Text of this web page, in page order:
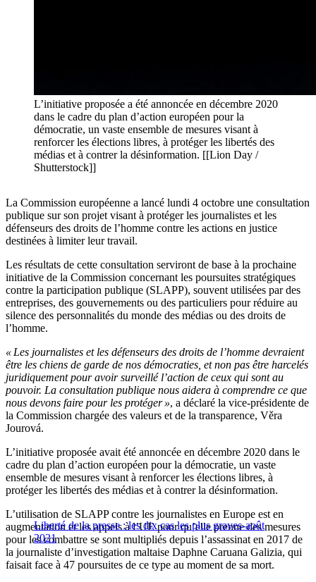
L’initiative proposée a été annoncée en décembre 2020
dans le cadre du plan d’action européen pour la
démocratie, un vaste ensemble de mesures visant à
renforcer les élections libres, à protéger les libertés des
médias et à contrer la désinformation. [[Lion Day /
Shutterstock]]
La Commission européenne a lancé lundi 4 octobre une consultation
publique sur son projet visant à protéger les journalistes et les
défenseurs des droits de l’homme contre les actions en justice
destinées à limiter leur travail.
Les résultats de cette consultation serviront de base à la prochaine
initiative de la Commission concernant les poursuites stratégiques
contre la participation publique (SLAPP), souvent utilisées par des
entreprises, des gouvernements ou des particuliers pour réduire au
silence des personnalités du monde des médias ou des droits de
l’homme.
« Les journalistes et les défenseurs des droits de l’homme devraient
être les chiens de garde de nos démocraties, et non pas être harcelés
juridiquement pour avoir surveillé l’action de ceux qui sont au
pouvoir. La consultation publique nous aidera à comprendre ce que
nous devons faire pour les protéger », a déclaré la vice-présidente de
la Commission chargée des valeurs et de la transparence, Věra
Jourová.
L’initiative proposée avait été annoncée en décembre 2020 dans le
cadre du plan d’action européen pour la démocratie, un vaste
ensemble de mesures visant à renforcer les élections libres, à
protéger les libertés des médias et à contrer la désinformation.
Liberté de la presse : les dix cas les plus graves-août
2021
L’utilisation de SLAPP contre les journalistes en Europe est en
augmentation et les appels à l’UE pour qu’elle prenne des mesures
pour les combattre se sont multipliés depuis l’assassinat en 2017 de
la journaliste d’investigation maltaise Daphne Caruana Galizia, qui
faisait face à 47 poursuites de ce type au moment de sa mort.